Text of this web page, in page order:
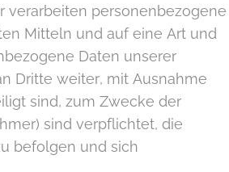
verarbeiten personenbezogene
Mitteln und auf eine Art und
Daten unserer
Dritte weiter, mit Ausnahme
sind, zum Zwecke der
sind verpflichtet, die
befolgen und sich